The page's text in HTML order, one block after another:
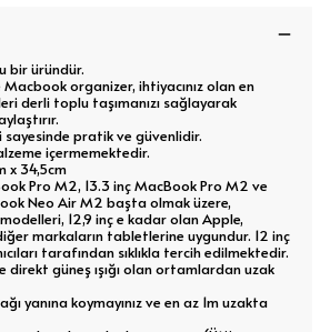
bir üründür.
organizer, ihtiyacınız olan en
derli toplu taşımanızı sağlayarak
sayesinde pratik ve güvenlidir.
içermemektedir.
x 34,5cm
Pro M2, 13.3 inç MacBook Pro M2 ve
Neo Air M2 başta olmak üzere,
12,9 inç e kadar olan Apple,
markaların tabletlerine uygundur. 12 inç
tarafından sıklıkla tercih edilmektedir.
direkt güneş ışığı olan ortamlardan uzak
yanına koymayınız ve en az 1m uzakta